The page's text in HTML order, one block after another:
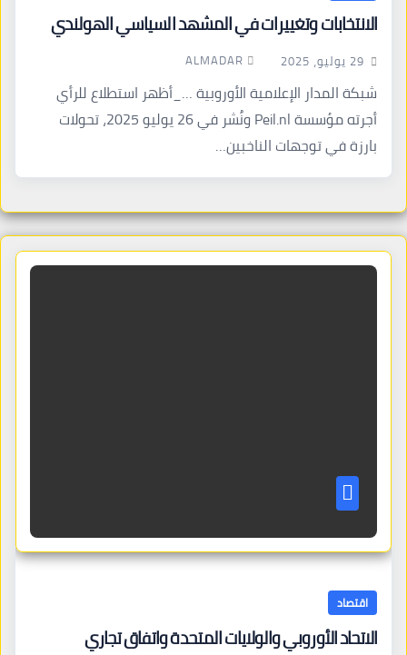
الانتخابات وتغييرات في المشهد السياسي الهولندي
29 يوليو، 2025 ALMADAR
شبكة المدار الإعلامية الأوروبية …_أظهر استطلاع للرأي
أجرته مؤسسة Peil.nl ونُشر في 26 يوليو 2025، تحولات
بارزة في توجهات الناخبين…
اقتصاد
الاتحاد الأوروبي والولايات المتحدة واتفاق تجاري